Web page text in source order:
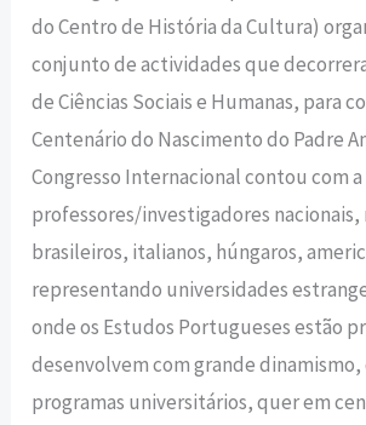
do Centro de História da Cultura)
conjunto de actividades que
de Ciências Sociais e Humanas, para
Centenário do Nascimento do Padre
Congresso Internacional contou com
professores/investigadores nacionais,
brasileiros, italianos, húngaros,
representando universidades
onde os Estudos Portugueses estão
desenvolvem com grande
programas universitários, quer em